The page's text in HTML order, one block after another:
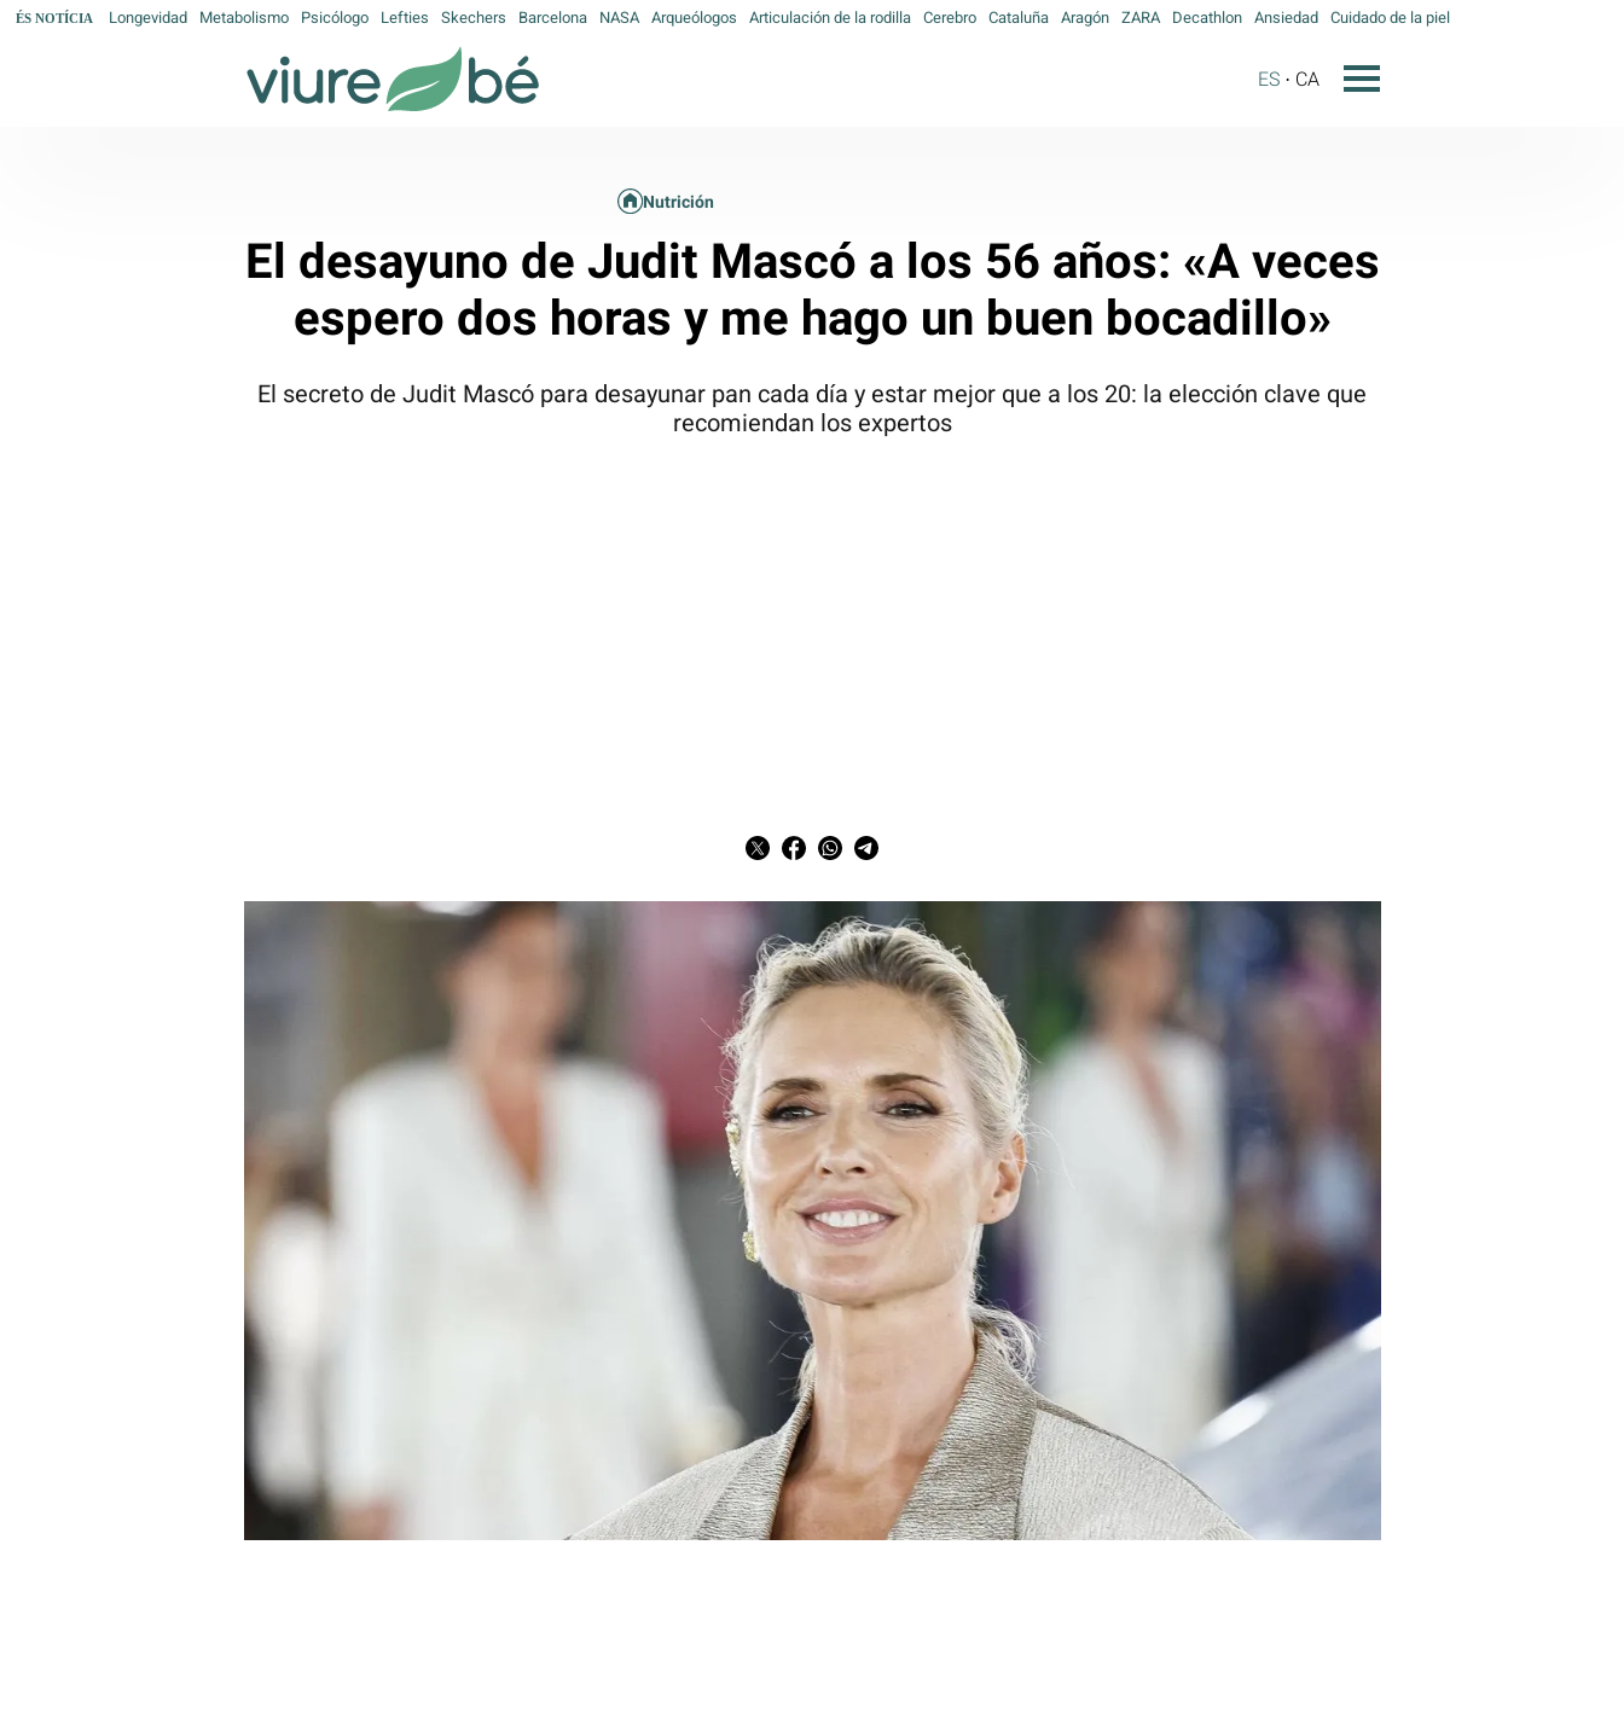
ÉS NOTÍCIA Longevidad Metabolismo Psicólogo Lefties Skechers Barcelona NASA Arqueólogos Articulación de la rodilla Cerebro Cataluña Aragón ZARA Decathlon Ansiedad Cuidado de la piel
ES CA
Nutrición
El desayuno de Judit Mascó a los 56 años: «A veces
espero dos horas y me hago un buen bocadillo»
El secreto de Judit Mascó para desayunar pan cada día y estar mejor que a los 20: la elección clave que
recomiendan los expertos